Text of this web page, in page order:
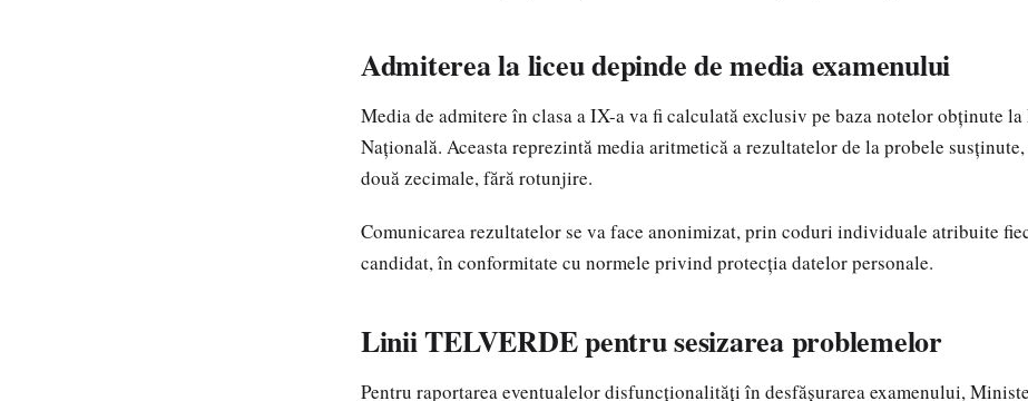
Admiterea la liceu depinde de media examenului
Media de admitere în clasa a IX-a va fi calculată exclusiv pe baza notelor obținute la
Națională. Aceasta reprezintă media aritmetică a rezultatelor de la probele
două zecimale, fără rotunjire.
Comunicarea rezultatelor se va face anonimizat, prin coduri individuale atribuite
candidat, în conformitate cu normele privind protecția datelor personale.
Linii TELVERDE pentru sesizarea problemelor
Pentru raportarea eventualelor disfuncționalități în desfășurarea examenului,